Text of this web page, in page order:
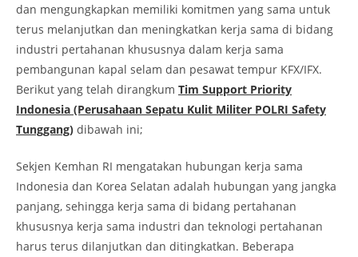
dan mengungkapkan memiliki komitmen yang sama untuk
terus melanjutkan dan meningkatkan kerja sama di bidang
industri pertahanan khususnya dalam kerja sama
pembangunan kapal selam dan pesawat tempur KFX/IFX.
Berikut yang telah dirangkum Tim Support Priority
Indonesia (Perusahaan Sepatu Kulit Militer POLRI Safety
Tunggang) dibawah ini;
Sekjen Kemhan RI mengatakan hubungan kerja sama
Indonesia dan Korea Selatan adalah hubungan yang jangka
panjang, sehingga kerja sama di bidang pertahanan
khususnya kerja sama industri dan teknologi pertahanan
harus terus dilanjutkan dan ditingkatkan. Beberapa